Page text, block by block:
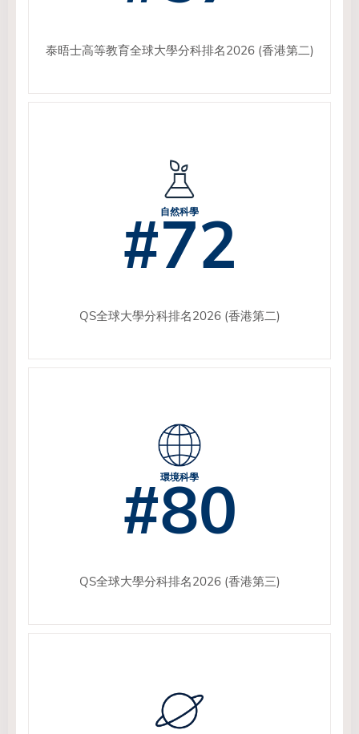
泰晤士高等教育全球大學分科排名2026 (香港第二)
自然科學
#72
QS全球大學分科排名2026 (香港第二)
環境科學
#80
QS全球大學分科排名2026 (香港第三)